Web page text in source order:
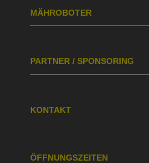
MÄHROBOTER
PARTNER / SPONSORING
KONTAKT
ÖFFNUNGSZEITEN